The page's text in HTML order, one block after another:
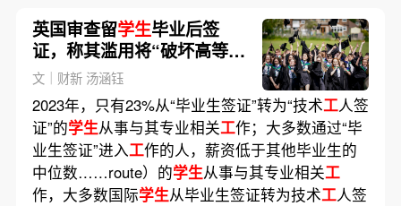
英国审查留学生毕业后签
证，称其滥用将“破坏高等教
育体系”
文｜财新 汤涵钰
2023年，只有23%从“毕业生签证”转为“技术工人签
证”的学生从事与其专业相关工作；大多数通过“毕
业生签证”进入工作的人，薪资低于其他毕业生的
中位数……route）的学生从事与其专业相关工
作，大多数国际学生从毕业生签证转为技术工人签